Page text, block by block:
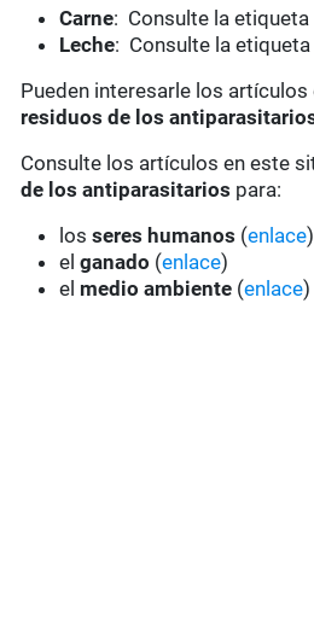
Carne: Consulte la etiqueta
Leche: Consulte la etiqueta
Pueden interesarle los
residuos de los
Consulte los artículos en este
de los antiparasitarios para:
losseres humanos (enlace)
elganado (enlace)
el medio ambiente (enlace)